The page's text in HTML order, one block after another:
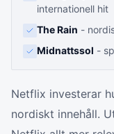
internationell hit
The Rain -
Midnattssol -
Netflix investerar
nordiskt innehåll.